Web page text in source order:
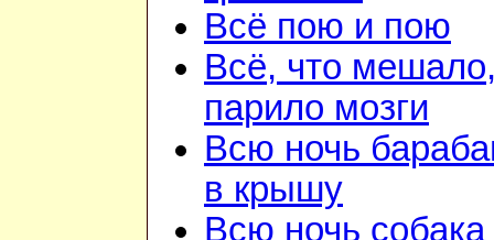
Всё пою и пою
Всё, что
парило мозги
Всю ночь
в крышу
Всю ночь собака